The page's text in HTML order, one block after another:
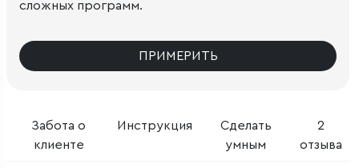
Забота о
клиенте
Инструкция
Сделать
умным
2
отзыва
сложных программ.
ПРИМЕРИТЬ